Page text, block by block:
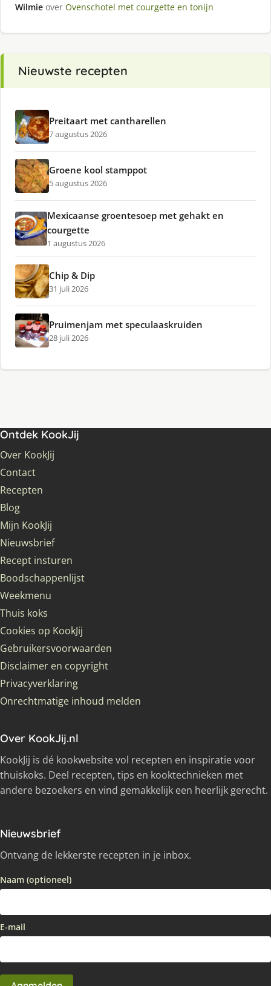
Wilmie over Ovenschotel met courgette en tonijn
Nieuwste recepten
Preitaart met cantharellen
7 augustus 2026
Groene kool stamppot
5 augustus 2026
Mexicaanse groentesoep met gehakt en
courgette
1 augustus 2026
Chip & Dip
31 juli 2026
Pruimenjam met speculaaskruiden
28 juli 2026
Ontdek KookJij
Over KookJij
Contact
Recepten
Blog
Mijn KookJij
Nieuwsbrief
Recept insturen
Boodschappenlijst
Weekmenu
Thuis koks
Cookies op KookJij
Gebruikersvoorwaarden
Disclaimer en copyright
Privacyverklaring
Onrechtmatige inhoud melden
Over KookJij.nl
KookJij is dé kookwebsite vol recepten en inspiratie voor
thuiskoks. Deel recepten, tips en kooktechnieken met
andere bezoekers en vind gemakkelijk een heerlijk gerecht.
Nieuwsbrief
Ontvang de lekkerste recepten in je inbox.
Naam (optioneel)
E-mail